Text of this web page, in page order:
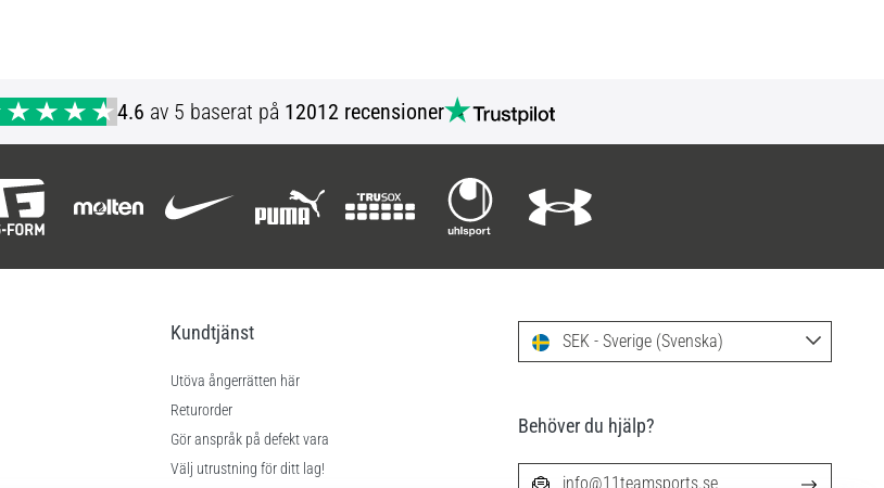
4.6 av 5 baserat på 12012 recensioner
Kundtjänst
Utöva ångerrätten här
Returorder
Gör anspråk på defekt vara
Välj utrustning för ditt lag!
SEK - Sverige (Svenska)
Behöver du hjälp?
info@11teamsports.se